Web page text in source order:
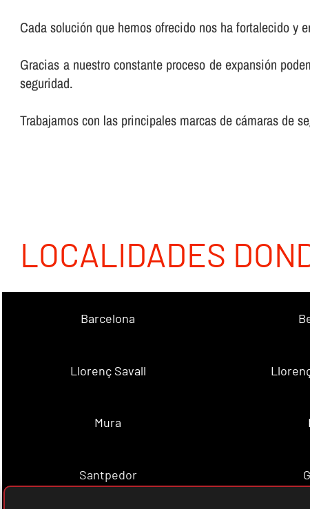
Cada solución que hemos ofrecido nos ha fortalecido y
Gracias a nuestro constante proceso de expansión
seguridad.
Trabajamos con las principales marcas de cámaras de
LOCALIDADES
Barcelona
Llorenç Savall
Mura
Santpedor